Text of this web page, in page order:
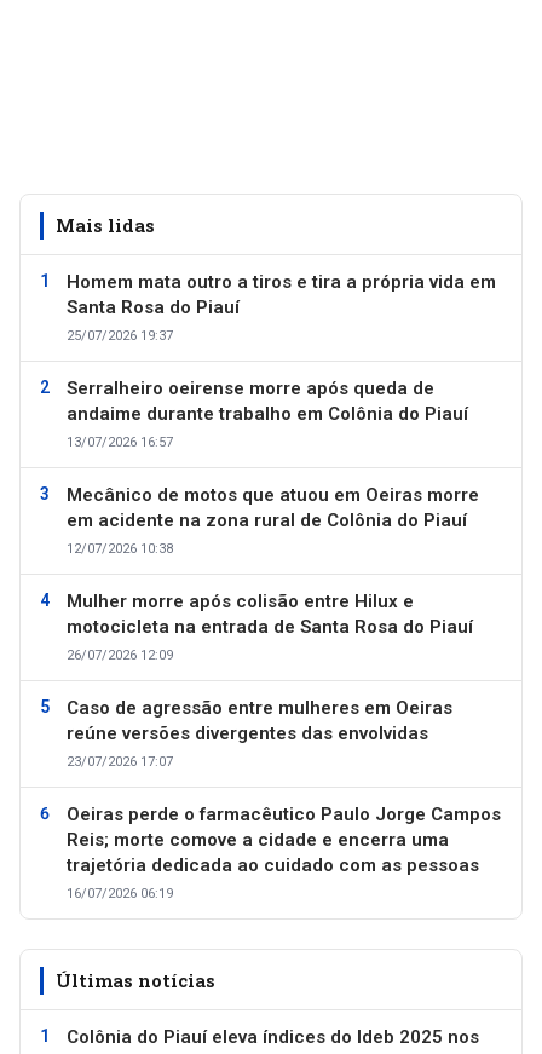
Mais lidas
Homem mata outro a tiros e tira a própria vida em
Santa Rosa do Piauí
25/07/2026 19:37
Serralheiro oeirense morre após queda de
andaime durante trabalho em Colônia do Piauí
13/07/2026 16:57
Mecânico de motos que atuou em Oeiras morre
em acidente na zona rural de Colônia do Piauí
12/07/2026 10:38
Mulher morre após colisão entre Hilux e
motocicleta na entrada de Santa Rosa do Piauí
26/07/2026 12:09
Caso de agressão entre mulheres em Oeiras
reúne versões divergentes das envolvidas
23/07/2026 17:07
Oeiras perde o farmacêutico Paulo Jorge Campos
Reis; morte comove a cidade e encerra uma
trajetória dedicada ao cuidado com as pessoas
16/07/2026 06:19
Últimas notícias
Colônia do Piauí eleva índices do Ideb 2025 nos